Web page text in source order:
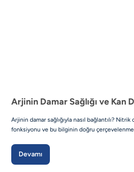
Arjinin damar sağlığıyla nasıl bağlantılı?
fonksiyonu ve bu bilginin doğru
Devamı